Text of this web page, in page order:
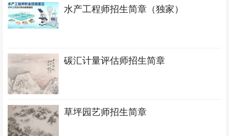
水产工程师招生简章（独家）
碳汇计量评估师招生简章
草坪园艺师招生简章